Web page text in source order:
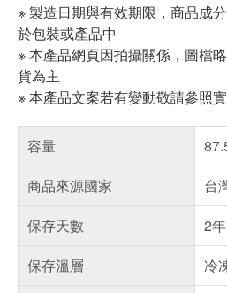
※ 製造日期與有效期限，商品成
於包裝或產品中
※ 本產品網頁因拍攝關係，圖檔
貨為主
※ 本產品文案若有變動敬請參照
容量
商品來源國家
台
保存天數
2年
保存溫層
冷